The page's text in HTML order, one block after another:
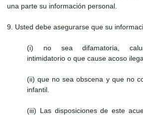
una parte su información personal.
9. Usted debe asegurarse que su
(i) no sea difamatoria,
intimidatorio o que cause acoso
(ii) que no sea obscena y que no
infantil.
(iii) Las disposiciones de este